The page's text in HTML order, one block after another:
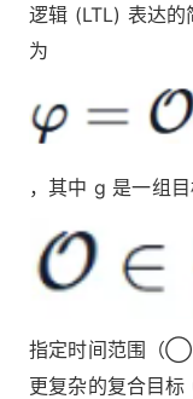
逻辑 (LTL) 表达
为
，其中 g 是一组目
指定时间范围（
更复杂的复合目